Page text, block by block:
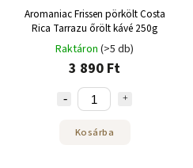
Aromaniac Frissen pörkölt Costa
Rica Tarrazu őrölt kávé 250g
Raktáron (>5 db)
3 890 Ft
Kosárba